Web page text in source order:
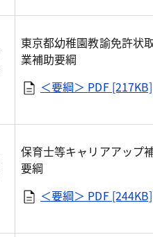
東京都幼稚園教諭免許状
業補助要綱
＜要綱＞ PDF [217KB]
保育士等キャリアアップ
要綱
＜要綱＞ PDF [244KB]